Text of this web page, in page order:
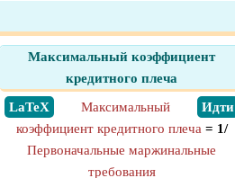
Максимальный коэффициент
кредитного плеча
​ LaTeX
​ Идти
Максимальный
коэффициент кредитного плеча = 1/
Первоначальные маржинальные
требования